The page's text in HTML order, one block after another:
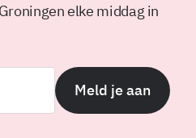
elke middag in
Meld je aan